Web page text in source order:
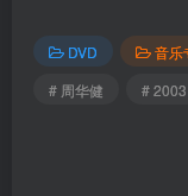
DVD
音乐
# 周华健
# 2003